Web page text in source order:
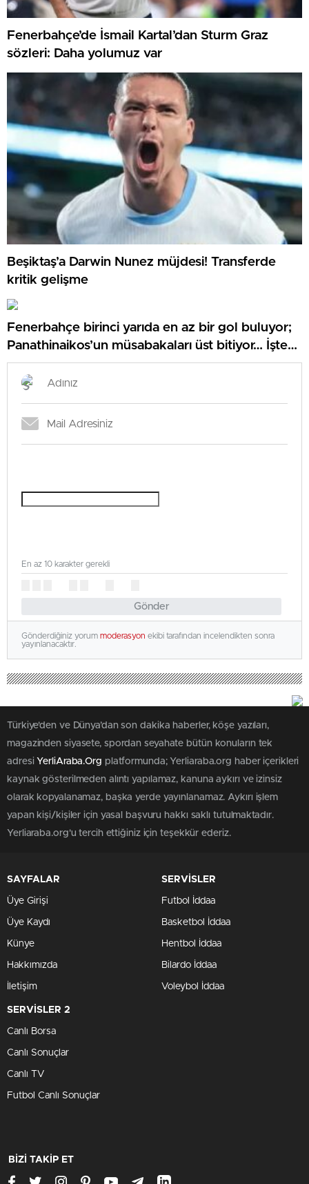
Fenerbahçe’de İsmail Kartal’dan Sturm Graz
sözleri: Daha yolumuz var
Beşiktaş’a Darwin Nunez müjdesi! Transferde
kritik gelişme
Fenerbahçe birinci yarıda en az bir gol buluyor;
Panathinaikos’un müsabakaları üst bitiyor… İşte
Misli’den Günün Tüyoları!
Gönder
En az 10 karakter gerekli
Gönderdiğiniz yorum moderasyon ekibi tarafından incelendikten sonra
yayınlanacaktır.
Türkiye'den ve Dünya’dan son dakika haberler, köşe yazıları,
magazinden siyasete, spordan seyahate bütün konuların tek
adresi YerliAraba.Org platformunda; Yerliaraba.org haber içerikleri
kaynak gösterilmeden alıntı yapılamaz, kanuna aykırı ve izinsiz
olarak kopyalanamaz, başka yerde yayınlanamaz. Aykırı işlem
yapan kişi/kişiler için yasal başvuru hakkı saklı tutulmaktadır.
Yerliaraba.org'u tercih ettiğiniz için teşekkür ederiz.
SAYFALAR
Üye Girişi
Üye Kaydı
Künye
Hakkımızda
İletişim
SERVİSLER
Futbol İddaa
Basketbol İddaa
Hentbol İddaa
Bilardo İddaa
Voleybol İddaa
SERVİSLER 2
Canlı Borsa
Canlı Sonuçlar
Canlı TV
Futbol Canlı Sonuçlar
BİZİ TAKİP ET